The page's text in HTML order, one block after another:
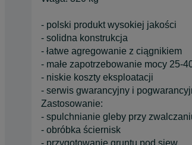
- polski produkt wysokiej jakości
- solidna konstrukcja
- łatwe agregowanie z ciągnikiem
- małe zapotrzebowanie mocy 25-
- niskie koszty eksploatacji
- serwis gwarancyjny i
Zastosowanie:
- spulchnianie gleby przy
- obróbka ściernisk
- przygotowanie gruntu pod siew